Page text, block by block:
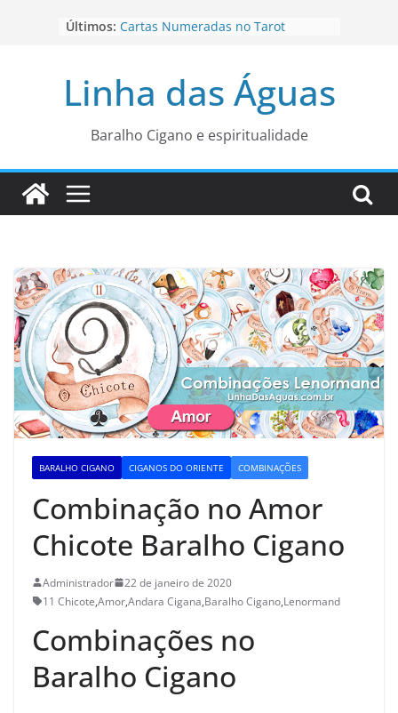
Últimos: Cartas Numeradas no Tarot
para está fase
Os Naipes no Tarot
Cartas da Corte no Tarot
Linha das Águas
Baralho Cigano e espiritualidade
BARALHO CIGANO CIGANOS DO ORIENTE COMBINAÇÕES
Combinação no Amor
Chicote Baralho Cigano
Administrador
22 de janeiro de 2020
11 Chicote,Amor,Andara Cigana,Baralho Cigano,Lenormand
Combinações no
Baralho Cigano